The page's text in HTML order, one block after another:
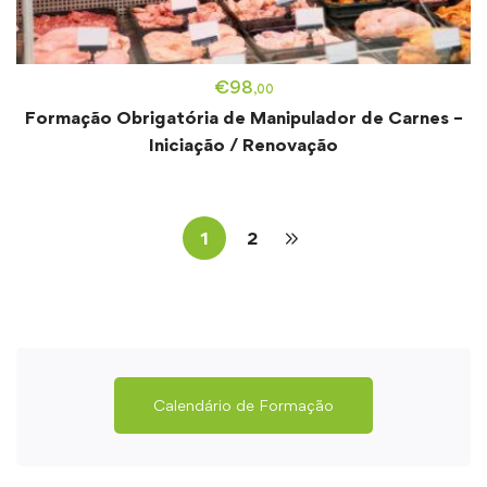
Calendário de Formação
€98,00
Formação Obrigatória de Manipulador de Carnes –
Iniciação / Renovação
1 2